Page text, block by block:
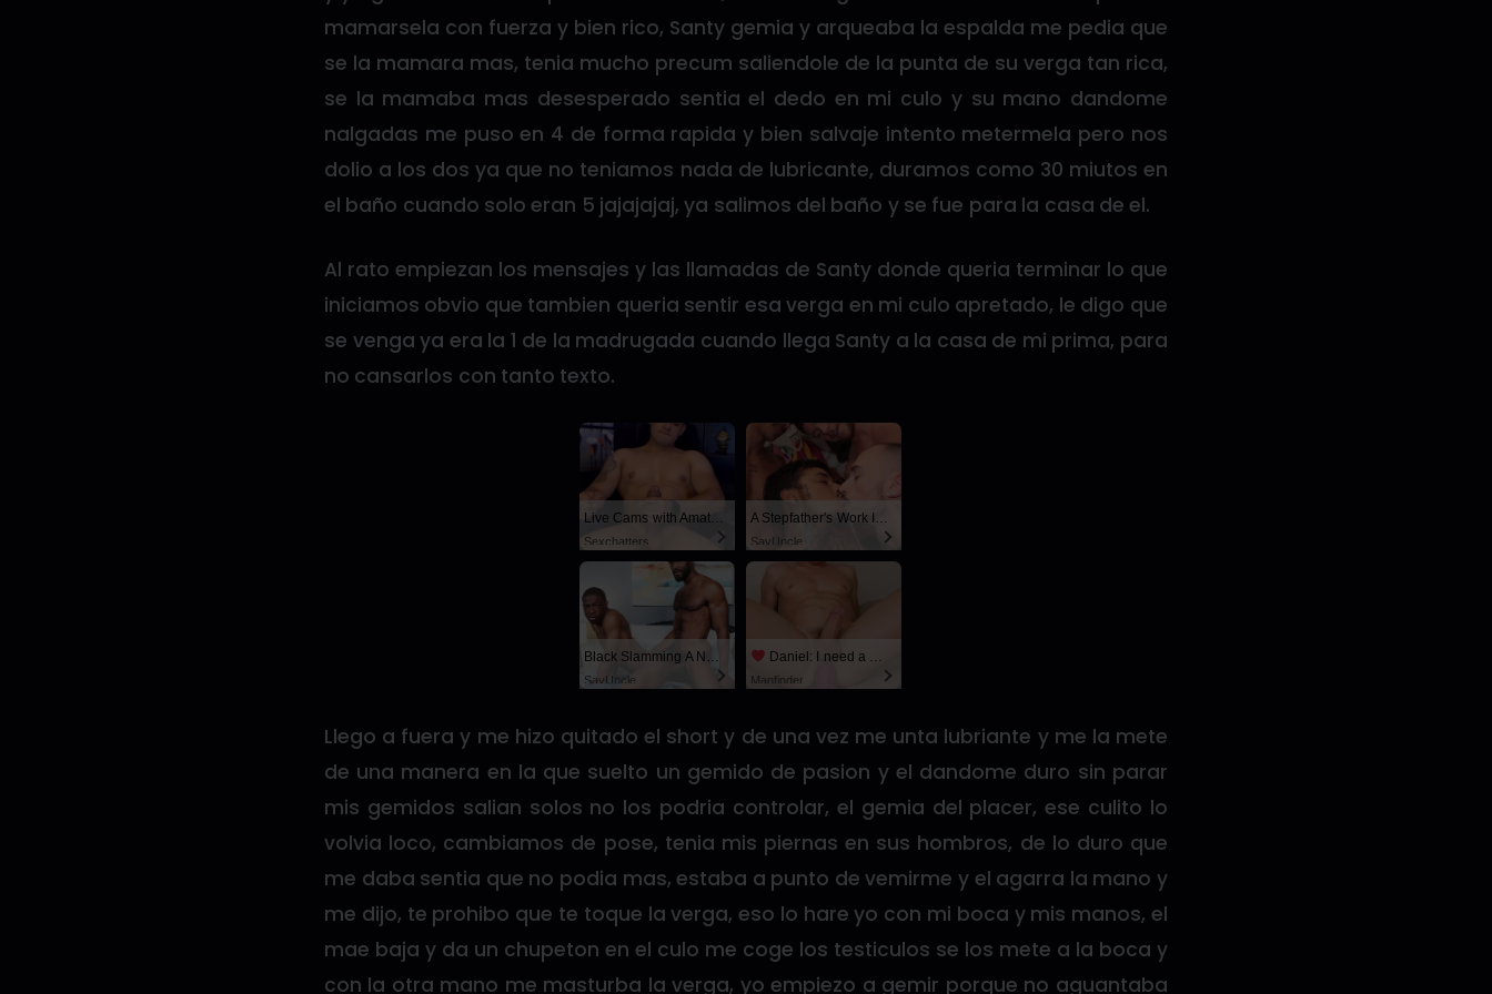
mamarsela con fuerza y bien rico, Santy gemia y arqueaba la espalda me pedia que
se la mamara mas, tenia mucho precum saliendole de la punta de su verga tan rica,
se la mamaba mas desesperado sentia el dedo en mi culo y su mano dandome
nalgadas me puso en 4 de forma rapida y bien salvaje intento metermela pero nos
dolio a los dos ya que no teniamos nada de lubricante, duramos como 30 miutos en
el baño cuando solo eran 5 jajajajaj, ya salimos del baño y se fue para la casa de el.
Al rato empiezan los mensajes y las llamadas de Santy donde queria terminar lo que
iniciamos obvio que tambien queria sentir esa verga en mi culo apretado, le digo que
se venga ya era la 1 de la madrugada cuando llega Santy a la casa de mi prima, para
no cansarlos con tanto texto.
Sexchatters SayUncle
SayUncle
Daniel: I need a man for a spicy night...
Manfinder
Llego a fuera y me hizo quitado el short y de una vez me unta lubriante y me la mete
de una manera en la que suelto un gemido de pasion y el dandome duro sin parar
mis gemidos salian solos no los podria controlar, el gemia del placer, ese culito lo
volvia loco, cambiamos de pose, tenia mis piernas en sus hombros, de lo duro que
me daba sentia que no podia mas, estaba a punto de vemirme y el agarra la mano y
me dijo, te prohibo que te toque la verga, eso lo hare yo con mi boca y mis manos, el
mae baja y da un chupeton en el culo me coge los testiculos se los mete a la boca y
con la otra mano me masturba la verga, yo empiezo a gemir porque no aguantaba